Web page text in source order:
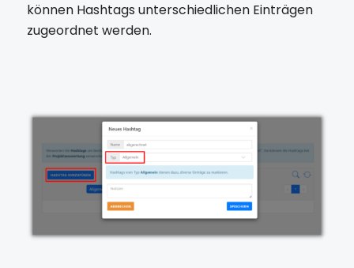
können Hashtags unterschiedlichen Einträgen
zugeordnet werden.